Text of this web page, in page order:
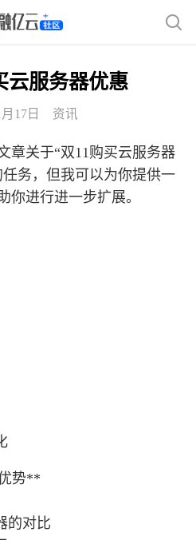
云服务器优惠
17日 资讯
章关于“双11购买云服务器
务，但我可以为你提供一
你进行进一步扩展。
势**
的对比